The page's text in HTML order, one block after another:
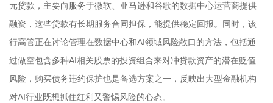
元贷款，主要向服务于微软、亚马逊和谷歌的数据中心运营商提供
融资，这些贷款有长期服务合同担保，能提供稳定回报。同时，该
行高管正在讨论管理在数据中心和AI领域风险敞口的方法，包括通
过做空包含多种AI相关股票的投资组合来对冲贷款资产的潜在贬值
风险，购买债务违约保护也是备选方案之一，反映出大型金融机构
对AI行业既想抓住红利又警惕风险的心态。